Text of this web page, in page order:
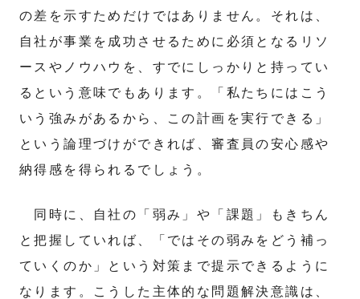
の差を示すためだけではありません。それは、
自社が事業を成功させるために必須となるリソ
ースやノウハウを、すでにしっかりと持ってい
るという意味でもあります。「私たちにはこう
いう強みがあるから、この計画を実行できる」
という論理づけができれば、審査員の安心感や
納得感を得られるでしょう。
同時に、自社の「弱み」や「課題」もきちん
と把握していれば、「ではその弱みをどう補っ
ていくのか」という対策まで提示できるように
なります。こうした主体的な問題解決意識は、